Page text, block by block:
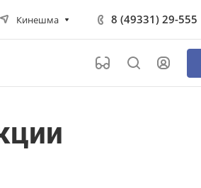
Кинешма 8 (49331) 29-555